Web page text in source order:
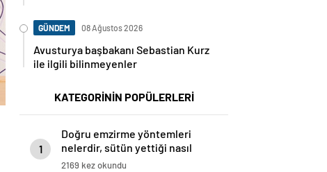
GÜNDEM 08 Ağustos 2026
Avusturya başbakanı Sebastian Kurz
ile ilgili bilinmeyenler
KATEGORİNİN POPÜLERLERİ
1
Doğru emzirme yöntemleri
nelerdir, sütün yettiği nasıl
anlaşılır?
2169 kez okundu